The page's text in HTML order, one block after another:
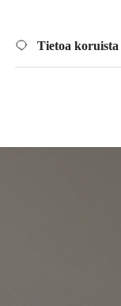
Tietoa koruista